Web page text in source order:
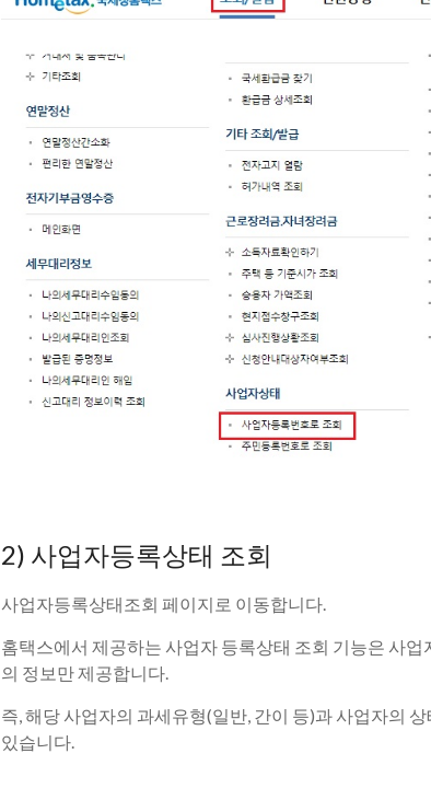
2) 사업자등록상태 조회
사업자등록상태조회 페이지로 이동합니다.
홈택스에서 제공하는 사업자 등록상태 조회 기능은 사
의 정보만 제공합니다.
즉, 해당 사업자의 과세유형(일반, 간이 등)과 사업자의
있습니다.